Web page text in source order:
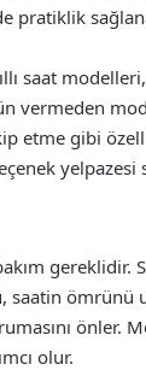
pratiklik
saat
vermeden
etme gibi
yelpazesi
gereklidir.
ömrünü
önler.
olur.